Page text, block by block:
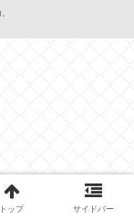
トップ サイドバー